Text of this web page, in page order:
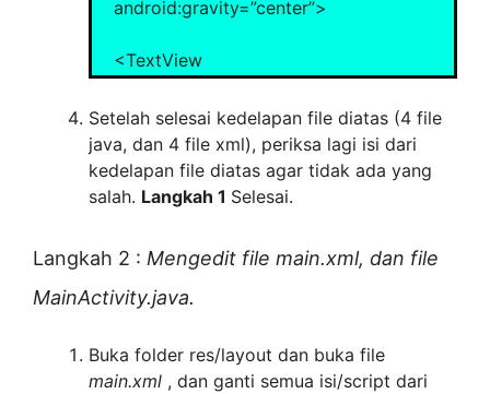
android:gravity=”center”>
<TextView
android:layout_width=”wrap_content”
android:layout_height=”wrap_content”
android:textSize=”20px”
android:textColor=”#ffffff”
android:background=”#ffff0000″
</LinearLayout>
Setelah selesai kedelapan file diatas (4 file
java, dan 4 file xml), periksa lagi isi dari
kedelapan file diatas agar tidak ada yang
salah. Langkah 1 Selesai.
Langkah 2 : Mengedit file main.xml, dan file
MainActivity.java.
Buka folder res/layout dan buka file
main.xml , dan ganti semua isi/script dari